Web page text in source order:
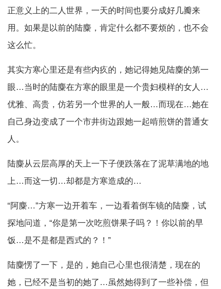
正意义上的二人世界，一天的时间也要分成好几瓣来
用。如果是以前的陆麋，肯定什么都不要烦的，也不会
这么忙。
其实方寒心里还是有些内疚的，她记得她见陆麋的第一
眼…当时的陆麋在方寒的眼里是一个贵妇模样的女人…
优雅、高贵，仿若另一个世界的人一般…而现在…她在
自己身边变成了一个市井街边跟她一起啃煎饼的普通女
人。
陆麋从云层高厚的天上一下子便跌落在了泥草满地的地
上…而这一切…却都是方寒造成的…
“阿麋…”方寒一边开着车，一边看着倒车镜的陆麋，试
探地问道，“你是第一次吃煎饼果子吗？！你以前的早
饭…是不是都是西式的？！”
陆麋愣了一下，是的，她自己心里也很清楚，现在的
她，已经不是当初的她了…虽然她得到了一些补偿，但